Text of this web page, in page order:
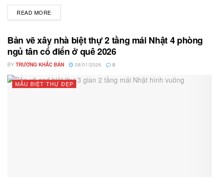
READ MORE
Bản vẽ xây nhà biệt thự 2 tầng mái Nhật 4 phòng
ngủ tân cổ điển ở quê 2026
BY TRƯƠNG KHẮC BẢN 08/01/2026 0
MẪU BIỆT THỰ ĐẸP